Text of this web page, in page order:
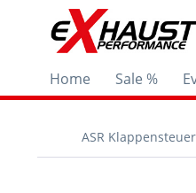
Home Sale %
ASR